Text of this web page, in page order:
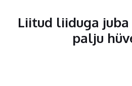
Liitud liiduga
palju